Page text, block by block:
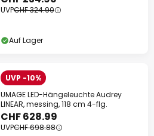
UVPCHF 324.90
Auf Lager
UVP -10%
UMAGE LED-Hängeleuchte Audrey
LINEAR, messing, 118 cm 4-flg.
CHF 628.99
UVPCHF 698.88